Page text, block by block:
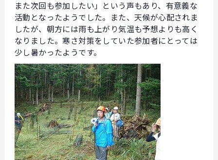
また次回も参加したい」という声もあり、有意義な
活動となったようでした。また、天候が心配されま
したが、朝方には雨も上がり気温も予想よりも高く
なりました。寒さ対策をしていた参加者にとっては
少し暑かったようです。